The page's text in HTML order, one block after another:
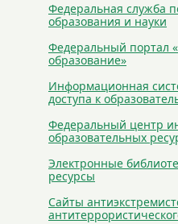
Федеральная служба
образования и науки
Федеральный портал
образование»
Информационная
доступа к
Федеральный центр
образовательных
Электронные
ресурсы
Сайты